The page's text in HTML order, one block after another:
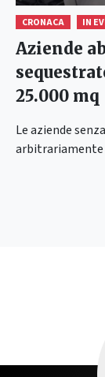
CRONACA IN
Aziende
25.000 mq
Le aziende
arbitrariamente